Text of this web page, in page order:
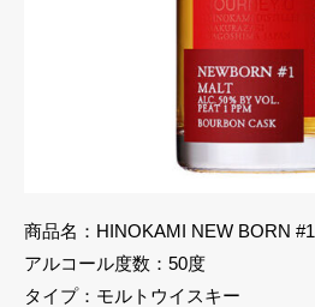
商品名：HINOKAMI NEW BORN #1
アルコール度数：50度
タイプ：モルトウイスキー